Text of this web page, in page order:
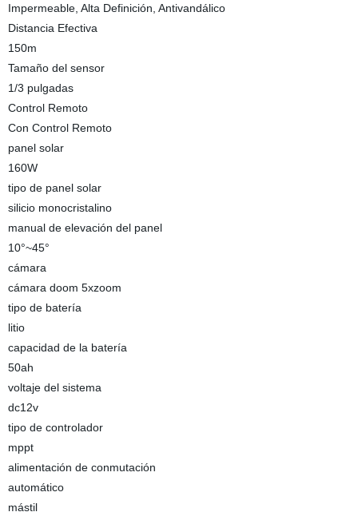
Impermeable, Alta Definición, Antivandálico
Distancia Efectiva
150m
Tamaño del sensor
1/3 pulgadas
Control Remoto
Con Control Remoto
panel solar
160W
tipo de panel solar
silicio monocristalino
manual de elevación del panel
10°~45°
cámara
cámara doom 5xzoom
tipo de batería
litio
capacidad de la batería
50ah
voltaje del sistema
dc12v
tipo de controlador
mppt
alimentación de conmutación
automático
mástil